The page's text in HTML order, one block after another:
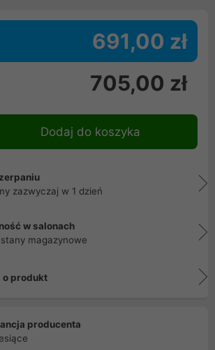
691,00 zł
705,00 zł
Dodaj do koszyka
zazwyczaj w 1 dzień
w salonach
magazynowe
o produkt
producenta